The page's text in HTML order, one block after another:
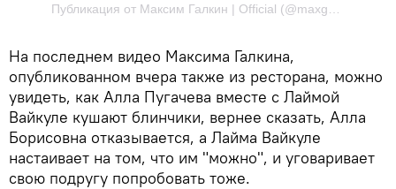
На последнем видео Максима Галкина,
опубликованном вчера также из ресторана, можно
увидеть, как Алла Пугачева вместе с Лаймой
Вайкуле кушают блинчики, вернее сказать, Алла
Борисовна отказывается, а Лайма Вайкуле
настаивает на том, что им "можно", и уговаривает
свою подругу попробовать тоже.